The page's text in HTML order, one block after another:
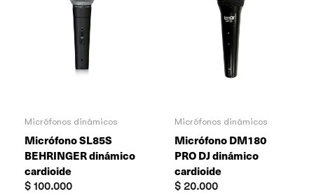
Micrófonos dinámicos
Micrófono SL85S
BEHRINGER dinámico
cardioide
$ 100.000
Micrófonos dinámicos
Micrófono DM180
PRO DJ dinámico
cardioide
$ 20.000